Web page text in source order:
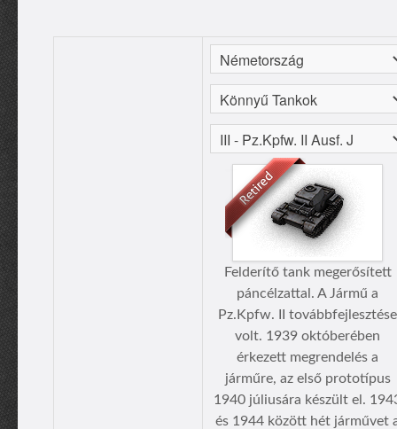
Felderítő tank megerősített
páncélzattal. A Jármű a
Pz.Kpfw. II továbbfejlesztése
volt. 1939 októberében
érkezett megrendelés a
járműre, az első prototípus
1940 júliusára készült el.
és 1944 között hét járművet